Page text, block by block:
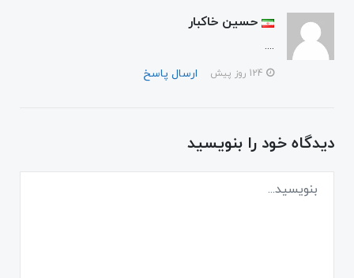
حسین خاکبار
....
ارسال پاسخ
دیدگاه خود را بنویسید